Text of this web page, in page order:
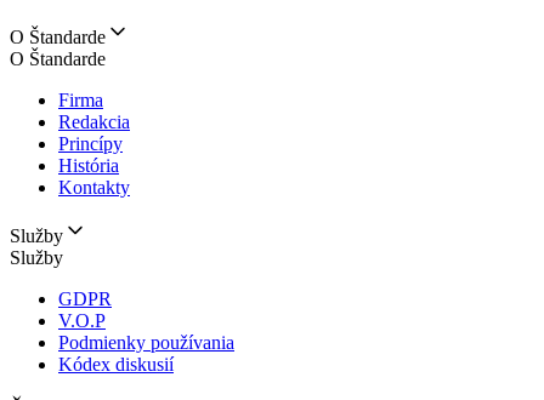
O Štandarde
O Štandarde
Firma
Redakcia
Princípy
História
Kontakty
Služby
Služby
GDPR
V.O.P
Podmienky používania
Kódex diskusií